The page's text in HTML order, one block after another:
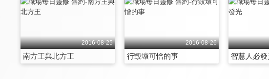
2016-08-25
南方王與北方王
2016-08-26
行毀壞可憎的事 智慧人必發